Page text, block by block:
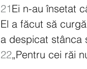
21Ei n-au însetat
El a făcut să
a despicat stânca
22„Pentru cei răi